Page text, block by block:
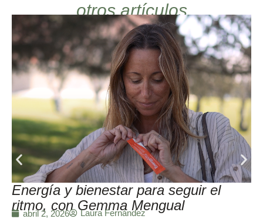
otros artículos
Energía y bienestar para seguir el
ritmo, con Gemma Mengual
abril 2, 2026 Laura Fernández